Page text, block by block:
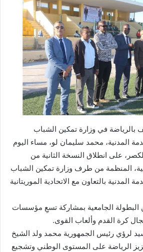
في وزارة تمكين الشباب
المدنية، محمد سليمان لو، مساء اليوم
على انطلاق النسخة الثانية من
المنظمة من طرف وزارة تمكين الشباب
المدنية بالتعاون مع الاتحادية الموريتانية
البطولة الجامعية بمشاركة تسعِ مؤسسات
كرة القدم وألعاب القوى.
لرؤي رئيس الجمهورية محمد ولد الشيخ
الرياضة على المستوى الوطني وتشجيع